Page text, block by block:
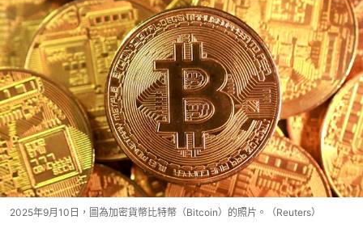
2025年9月10日，圖為加密貨幣比特幣（Bitcoin）的照片。（Reuters）